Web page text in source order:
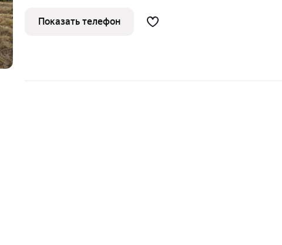
растительности на участке нет. Об участок проходит грунтовая
дорога . Подъезд
Показать телефон